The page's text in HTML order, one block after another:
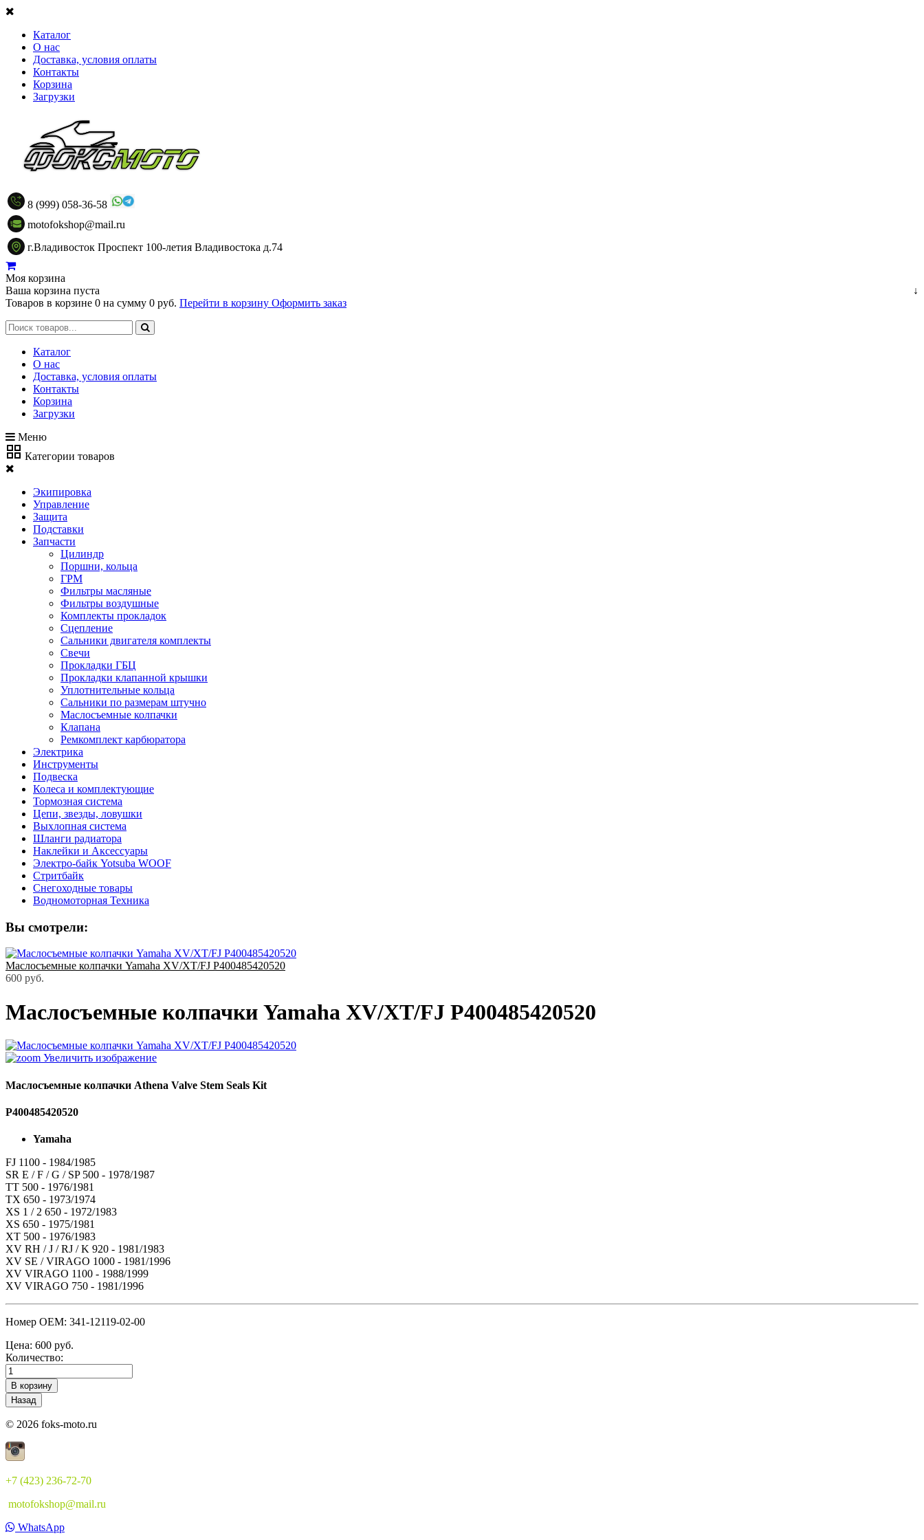
Каталог
О нас
Доставка, условия оплаты
Контакты
Корзина
Загрузки
8 (999) 058-36-58
motofokshop@mail.ru
г.Владивосток Проспект 100-летия Владивостока д.74
Моя корзина
↓
Ваша корзина пуста
Товаров в корзине 0 на сумму 0 руб. Перейти в корзину Оформить заказ
Каталог
О нас
Доставка, условия оплаты
Контакты
Корзина
Загрузки
Меню
Категории товаров
Экипировка
Управление
Защита
Подставки
Запчасти
Цилиндр
Поршни, кольца
ГРМ
Фильтры масляные
Фильтры воздушные
Комплекты прокладок
Сцепление
Сальники двигателя комплекты
Свечи
Прокладки ГБЦ
Прокладки клапанной крышки
Уплотнительные кольца
Сальники по размерам штучно
Маслосъемные колпачки
Клапана
Ремкомплект карбюратора
Электрика
Инструменты
Подвеска
Колеса и комплектующие
Тормозная система
Цепи, звезды, ловушки
Выхлопная система
Шланги радиатора
Наклейки и Аксессуары
Электро-байк Yotsuba WOOF
Стритбайк
Снегоходные товары
Водномоторная Техника
Вы смотрели:
Маслосъемные колпачки Yamaha XV/XT/FJ P400485420520
600 руб.
Маслосъемные колпачки Yamaha XV/XT/FJ P400485420520
Увеличить изображение
Маслосъемные колпачки Athena Valve Stem Seals Kit
P400485420520
Yamaha
FJ 1100 - 1984/1985
SR E / F / G / SP 500 - 1978/1987
TT 500 - 1976/1981
TX 650 - 1973/1974
XS 1 / 2 650 - 1972/1983
XS 650 - 1975/1981
XT 500 - 1976/1983
XV RH / J / RJ / K 920 - 1981/1983
XV SE / VIRAGO 1000 - 1981/1996
XV VIRAGO 1100 - 1988/1999
XV VIRAGO 750 - 1981/1996
Номер OEM: 341-12119-02-00
Цена: 600 руб.
Количество:
© 2026 foks-moto.ru
+7 (423) 236-72-70
motofokshop@mail.ru
WhatsApp